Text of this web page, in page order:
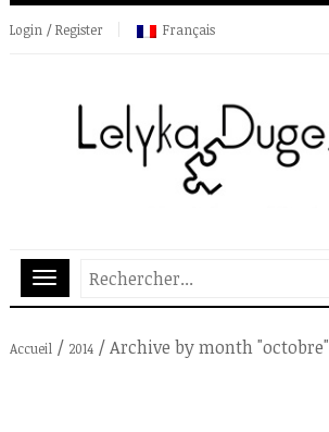
Login / Register Français
Accueil / 2014 /Archive by month "octobre"